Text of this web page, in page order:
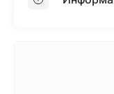
Пенопласт